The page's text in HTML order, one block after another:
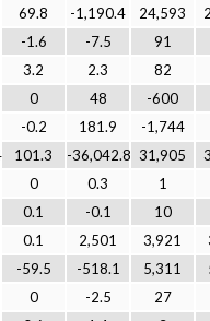
69.8 -1,190.4 24,593
-1.6 -7.5
91
3.2 2.3
82
0 48
-600
-0.2 181.9
-1,744
101.3 -36,042.8 31,905
0 0.3
1
0.1 -0.1
10
0.1 2,501 3,921
-59.5 -518.1 5,311
0 -2.5
27